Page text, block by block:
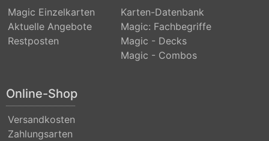
Magic Einzelkarten
Aktuelle Angebote
Restposten
Karten-Datenbank
Magic: Fachbegriffe
Magic - Decks
Magic - Combos
Online-Shop
Versandkosten
Zahlungsarten